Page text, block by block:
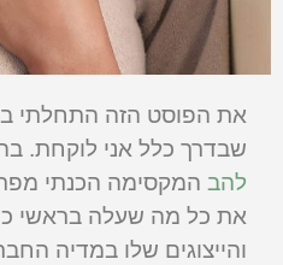
את הפוסט הזה התחלתי
שבדרך כלל אני לוקחת.
להב המקסימה הכנתי
את כל מה שעלה בראשי
והייצוגים שלו במדיה